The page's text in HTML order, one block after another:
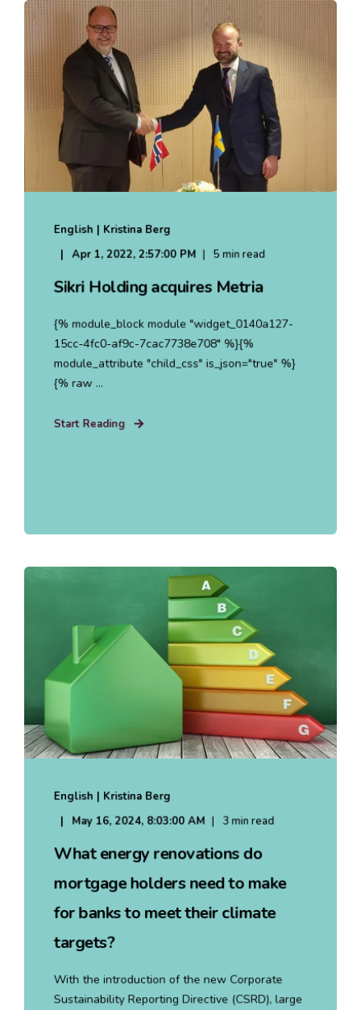
English | Kristina Berg
Apr 1, 2022, 2:57:00 PM
5 min read
Sikri Holding acquires Metria
{% module_block module "widget_0140a127-
15cc-4fc0-af9c-7cac7738e708" %}{%
module_attribute "child_css" is_json="true" %}
{% raw ...
Start Reading
English | Kristina Berg
May 16, 2024, 8:03:00 AM
3 min read
What energy renovations do
mortgage holders need to make
for banks to meet their climate
targets?
With the introduction of the new Corporate
Sustainability Reporting Directive (CSRD), large